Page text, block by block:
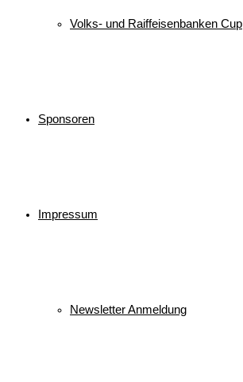
Volks- und Raiffeisenbanken Cup
Sponsoren
Impressum
Newsletter Anmeldung